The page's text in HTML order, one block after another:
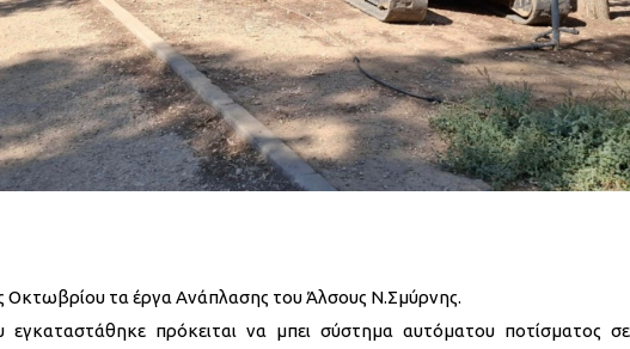
Οκτωβρίου τα έργα Ανάπλασης του Άλσους Ν.Σμύρνης.
πρόκειται να μπει σύστημα αυτόματου ποτίσματος